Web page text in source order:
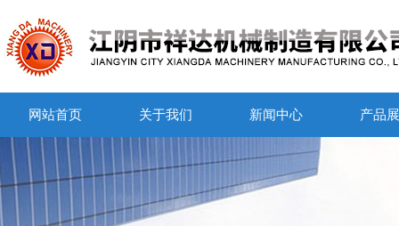
网站首页 关于我们 新闻中心 产品